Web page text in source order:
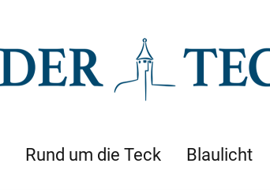
Rund um die Teck Blaulicht